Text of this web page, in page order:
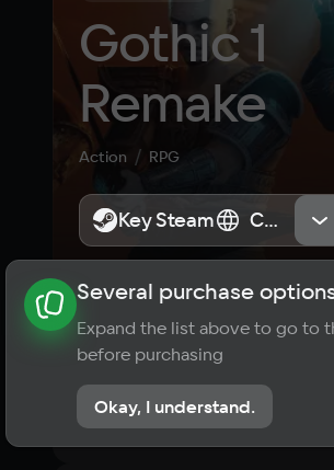
Gothic 1
Remake
Action RPG
Key Steam СНГ, Россия
About the game News
8 Player ratings
22 reviews
Key Steam СНГ, Россия
Several purchase
Expand the list above to go to
before purchasing
Okay, I understand.